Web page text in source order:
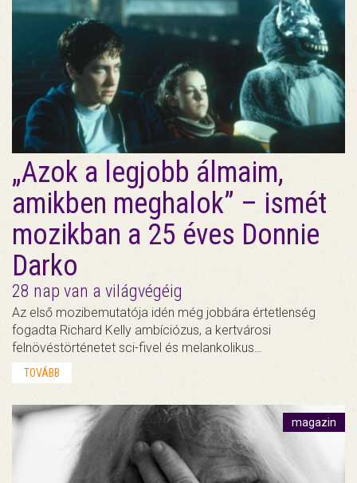
„Azok a legjobb álmaim,
amikben meghalok” – ismét
mozikban a 25 éves Donnie
Darko
28 nap van a világvégéig
Az első mozibemutatója idén még jobbára értetlenség
fogadta Richard Kelly ambíciózus, a kertvárosi
felnövéstörténetet sci-fivel és melankolikus…
TOVÁBB
magazin